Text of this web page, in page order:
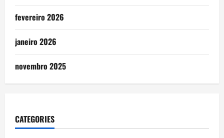
fevereiro 2026
janeiro 2026
novembro 2025
CATEGORIES